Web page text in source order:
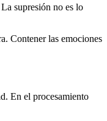
La supresión no es lo
Contener las emociones
En el procesamiento